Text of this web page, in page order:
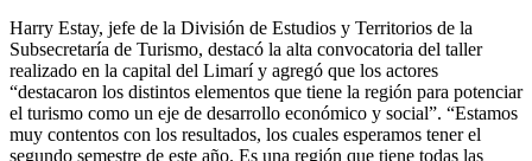
Harry Estay, jefe de la División de Estudios y Territorios de la
Subsecretaría de Turismo, destacó la alta convocatoria del taller
realizado en la capital del Limarí y agregó que los actores
“destacaron los distintos elementos que tiene la región para potenciar
el turismo como un eje de desarrollo económico y social”. “Estamos
muy contentos con los resultados, los cuales esperamos tener el
segundo semestre de este año. Es una región que tiene todas las